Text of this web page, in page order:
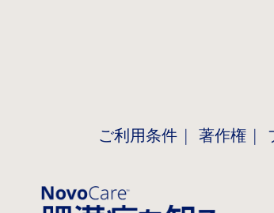
ご利用条件 著作権